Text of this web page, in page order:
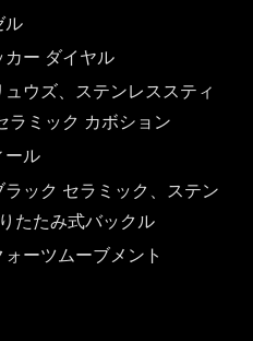
ル
カー ダイヤル
ウズ、ステンレススティ
ラミック カボション
ール
ック セラミック、ステン
たたみ式バックル
ーツムーブメント